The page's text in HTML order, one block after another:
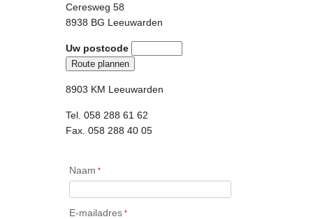
Ceresweg 58
8938 BG Leeuwarden
Uw postcode
8903 KM Leeuwarden
Tel. 058 288 61 62
Fax. 058 288 40 05
Naam *
E-mailadres *